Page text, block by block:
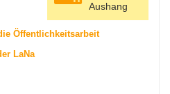
Aushang
Öffentlichkeitsarbeit
LaNa